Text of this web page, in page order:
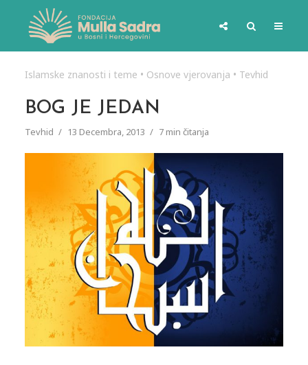
Islamske znanosti i teme • Osnove vjerovanja • Tevhid
BOG JE JEDAN
Tevhid 13 Decembra, 2013 7 min čitanja